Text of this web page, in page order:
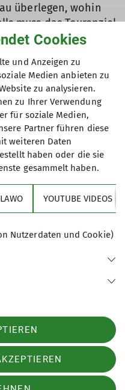
überlegen, wohin
muss das Tourenziel
die
sehr nassen
macht, war schnell
unbedingt…
für den
Ziel
bei
die erste
dann die
gut begehbare
Bergrücken zur
gemütlichen Hütte
Cookies
und Anzeigen zu
Medien anbieten zu
zu analysieren.
zu Ihrer Verwendung
für soziale Medien,
Partner führen diese
weiteren Daten
haben oder die sie
gesammelt haben.
YOUTUBE VIDEOS
Nutzerdaten und Cookie)